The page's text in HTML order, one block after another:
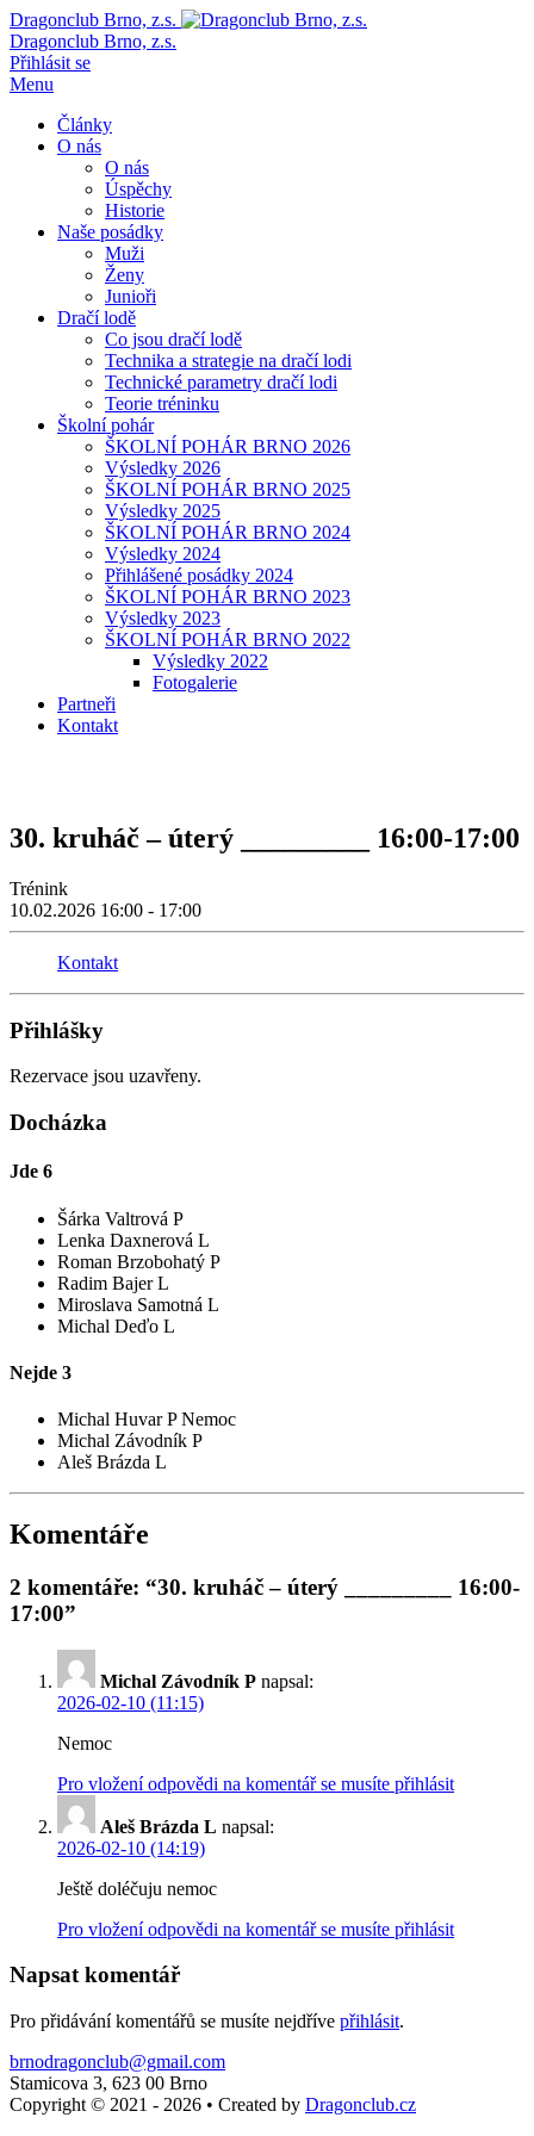
Dragonclub Brno, z.s.
Dragonclub Brno, z.s.
Přihlásit se
Menu
Články
O nás
O nás
Úspěchy
Historie
Naše posádky
Muži
Ženy
Junioři
Dračí lodě
Co jsou dračí lodě
Technika a strategie na dračí lodi
Technické parametry dračí lodi
Teorie tréninku
Školní pohár
ŠKOLNÍ POHÁR BRNO 2026
Výsledky 2026
ŠKOLNÍ POHÁR BRNO 2025
Výsledky 2025
ŠKOLNÍ POHÁR BRNO 2024
Výsledky 2024
Přihlášené posádky 2024
ŠKOLNÍ POHÁR BRNO 2023
Výsledky 2023
ŠKOLNÍ POHÁR BRNO 2022
Výsledky 2022
Fotogalerie
Partneři
Kontakt
30. kruháč – úterý _________ 16:00-17:00
Trénink
10.02.2026 16:00 - 17:00
Kontakt
Přihlášky
Rezervace jsou uzavřeny.
Docházka
Jde 6
Šárka Valtrová P
Lenka Daxnerová L
Roman Brzobohatý P
Radim Bajer L
Miroslava Samotná L
Michal Deďo L
Nejde 3
Michal Huvar PNemoc
Michal Závodník P
Aleš Brázda L
Komentáře
2 komentáře: “30. kruháč – úterý _________ 16:00-
17:00”
Michal Závodník P napsal:
2026-02-10 (11:15)
Nemoc
Pro vložení odpovědi na komentář se musíte přihlásit
Aleš Brázda L napsal:
2026-02-10 (14:19)
Ještě doléčuju nemoc
Pro vložení odpovědi na komentář se musíte přihlásit
Napsat komentář
Pro přidávání komentářů se musíte nejdříve přihlásit.
brnodragonclub@gmail.com
Stamicova 3, 623 00 Brno
Copyright © 2021 - 2026 • Created by Dragonclub.cz